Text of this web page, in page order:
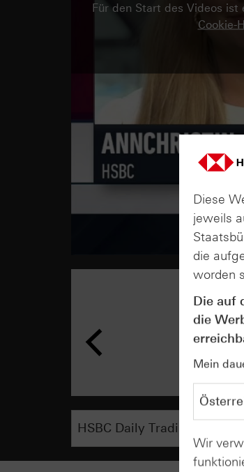
Für den Start des Videos
Cookie-
Diese
jeweils
die
worden
Die auf
die
Mein
Wir